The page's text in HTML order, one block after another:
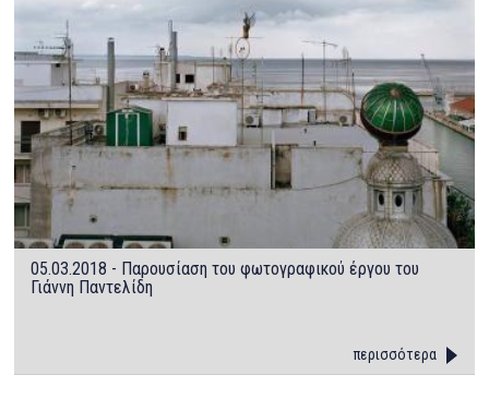
05.03.2018 - Παρουσίαση του φωτογραφικού έργου του
Γιάννη Παντελίδη
περισσότερα